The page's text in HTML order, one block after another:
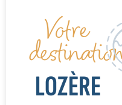
Votre
LOZÈRE